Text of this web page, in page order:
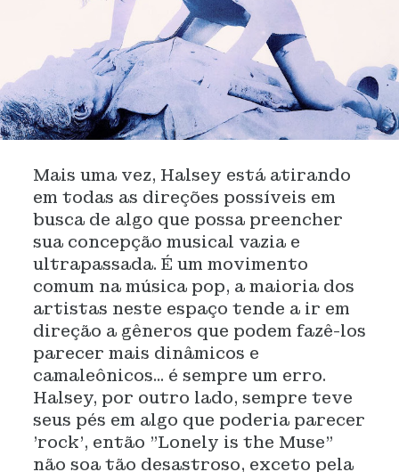
Mais uma vez, Halsey está atirando
em todas as direções possíveis em
busca de algo que possa preencher
sua concepção musical vazia e
ultrapassada. É um movimento
comum na música pop, a maioria dos
artistas neste espaço tende a ir em
direção a gêneros que podem fazê-los
parecer mais dinâmicos e
camaleônicos... é sempre um erro.
Halsey, por outro lado, sempre teve
seus pés em algo que poderia parecer
'rock', então "Lonely is the Muse"
não soa tão desastroso, exceto pela